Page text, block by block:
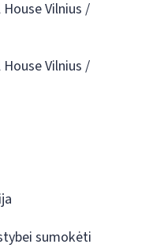
Vilnius /
Vilnius /
sumokėti